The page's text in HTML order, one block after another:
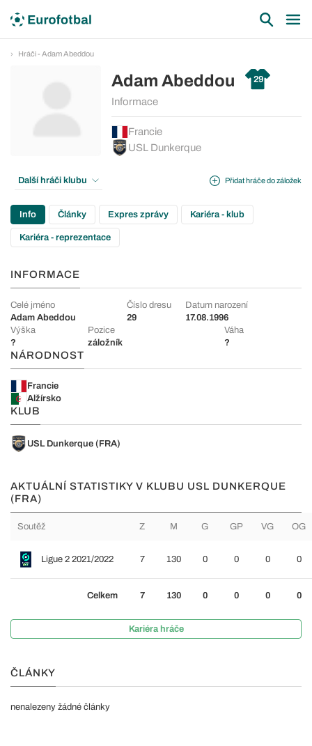
Hráči - Adam Abeddou
Adam Abeddou 29
Informace
Francie
USL Dunkerque
Přidat hráče do záložek
Další hráči klubu
Info Články Expres zprávy Kariéra - klub
Kariéra - reprezentace
INFORMACE
Celé jméno
Adam Abeddou
Číslo dresu
29
Datum narození
17.08.1996
Výška
?
Pozice
záložník
Váha
?
NÁRODNOST
Francie
Alžírsko
KLUB
USL Dunkerque (FRA)
AKTUÁLNÍ STATISTIKY V KLUBU USL DUNKERQUE
(FRA)
Soutěž Z M G GP VG OG
Ligue 2 2021/2022 7 130 0 0 0 0
Celkem 7 130 0 0 0 0
Kariéra hráče
ČLÁNKY
nenalezeny žádné články